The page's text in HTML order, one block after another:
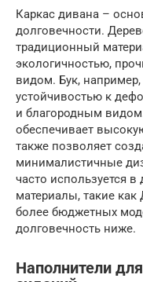
Каркас дивана –
долговечности.
традиционный
экологичностью,
видом. Бук,
устойчивостью к
и благородным
обеспечивает
также позволяет
минималистичные
часто используется
материалы, такие
более бюджетных
долговечность ниже.
Наполнители